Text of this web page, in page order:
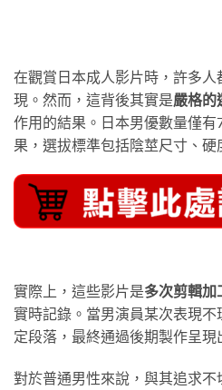
在觀賞日本成人影片時，許多
現。然而，這背後其實是嚴格的
作用的結果。日本男優數量僅
果，選拔標準包括陰莖尺寸、硬
實際上，這些影片是多次剪輯加
實時記錄。當男演員某次表現
定段落，最終通過後期製作呈現
對於普通男性來說，與其追求